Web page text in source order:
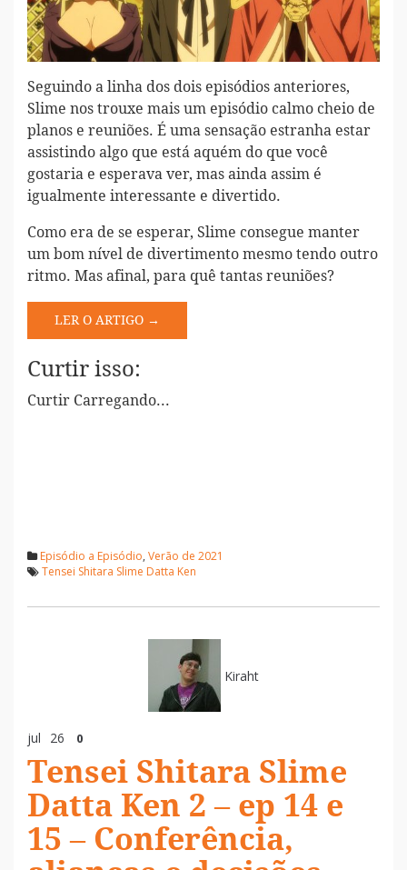
Seguindo a linha dos dois episódios anteriores,
Slime nos trouxe mais um episódio calmo cheio de
planos e reuniões. É uma sensação estranha estar
assistindo algo que está aquém do que você
gostaria e esperava ver, mas ainda assim é
igualmente interessante e divertido.
Como era de se esperar, Slime consegue manter
um bom nível de divertimento mesmo tendo outro
ritmo. Mas afinal, para quê tantas reuniões?
LER O ARTIGO →
Curtir isso:
Curtir Carregando...
Episódio a Episódio, Verão de 2021
Tensei Shitara Slime Datta Ken
Kiraht
jul 26 0
Tensei Shitara Slime
Datta Ken 2 – ep 14 e
15 – Conferência,